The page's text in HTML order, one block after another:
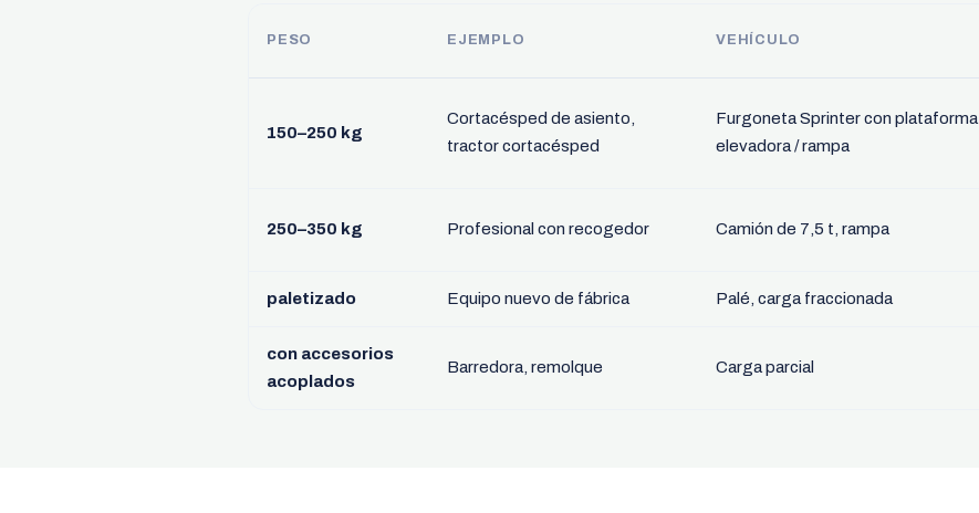
PESO EJEMPLO VEHÍCULO
150–250 kg
Cortacésped de asiento,
tractor cortacésped
Furgoneta Sprinter con plataforma
elevadora / rampa
250–350 kg Profesional con recogedor Camión de 7,5 t, rampa
paletizado Equipo nuevo de fábrica Palé, carga fraccionada
con accesorios
acoplados
Barredora, remolque Carga parcial